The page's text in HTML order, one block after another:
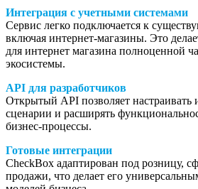
Интеграция с учетными системами
Сервис легко подключается к
включая интернет-магазины. Это
для интернет магазина полноценной
экосистемы.
API для разработчиков
Открытый API позволяет настраивать
сценарии и расширять
бизнес-процессы.
Готовые интеграции
CheckBox адаптирован под розницу,
продажи, что делает его